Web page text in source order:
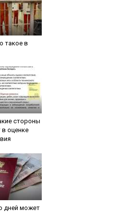
такое в
стороны
в оценке
дней может